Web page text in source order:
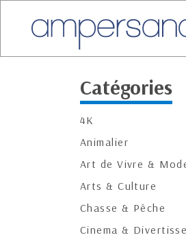
Catégories
4K
Animalier
Art de Vivre &
Arts & Culture
Chasse & Pêche
Cinema &